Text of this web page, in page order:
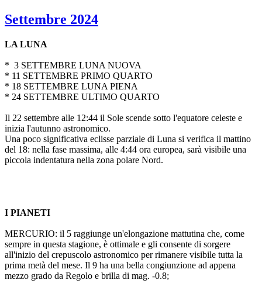
Settembre 2024
LA LUNA
* 3 SETTEMBRE LUNA NUOVA
* 11 SETTEMBRE PRIMO QUARTO
* 18 SETTEMBRE LUNA PIENA
* 24 SETTEMBRE ULTIMO QUARTO
Il 22 settembre alle 12:44 il Sole scende sotto l'equatore celeste e
inizia l'autunno astronomico.
Una poco significativa eclisse parziale di Luna si verifica il mattino
del 18: nella fase massima, alle 4:44 ora europea, sarà visibile una
piccola indentatura nella zona polare Nord.
I PIANETI
MERCURIO: il 5 raggiunge un'elongazione mattutina che, come
sempre in questa stagione, è ottimale e gli consente di sorgere
all'inizio del crepuscolo astronomico per rimanere visibile tutta la
prima metà del mese. Il 9 ha una bella congiunzione ad appena
mezzo grado da Regolo e brilla di mag. -0.8;